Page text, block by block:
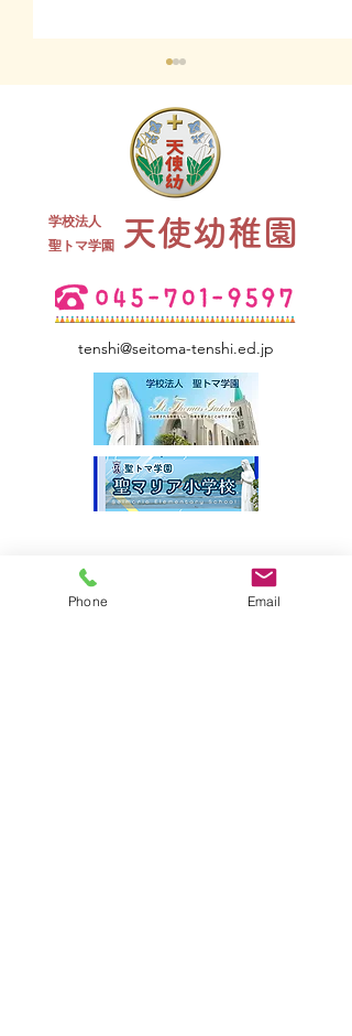
夏祭り 全学年
学校法人
​聖トマ学園
天使幼稚園
tenshi@seitoma-tenshi.ed.jp
●園について
Phone Email